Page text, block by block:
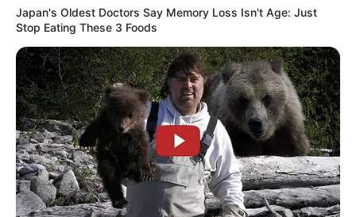
Japan's Oldest Doctors Say Memory Loss Isn't Age: Just
Stop Eating These 3 Foods